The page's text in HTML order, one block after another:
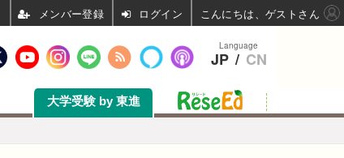
大学受験 by 東進
Language
JP / CN
ログイン こんにちは、ゲストさん